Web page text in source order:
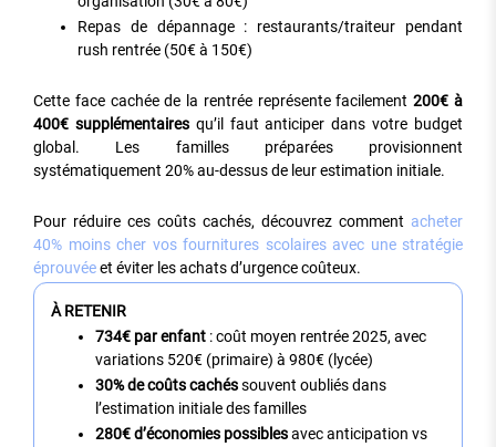
Repas de dépannage : restaurants/traiteur pendant
rush rentrée (50€ à 150€)
Cette face cachée de la rentrée représente facilement200€ à
400€ supplémentairesqu’il faut anticiper dans votre budget
global. Les familles préparées provisionnent
systématiquement 20% au-dessus de leur estimation initiale.
Pour réduire ces coûts cachés, découvrez comment acheter
40% moins cher vos fournitures scolaires avec une stratégie
éprouvéeet éviter les achats d’urgence coûteux.
À RETENIR
734€ par enfant : coût moyen rentrée 2025, avec
variations 520€ (primaire) à 980€ (lycée)
30% de coûts cachéssouvent oubliés dans
l’estimation initiale des familles
280€ d’économies possiblesavec anticipation vs